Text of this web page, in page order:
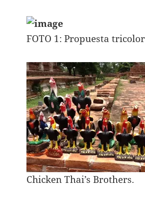
FOTO 1: Propuesta
Chicken Thai’s Brothers.